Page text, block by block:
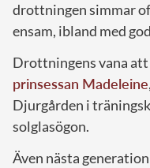
drottningen simmar
ensam, ibland med
Drottningens vana
prinsessan Madeleine
Djurgården i
solglasögon.
Även nästa